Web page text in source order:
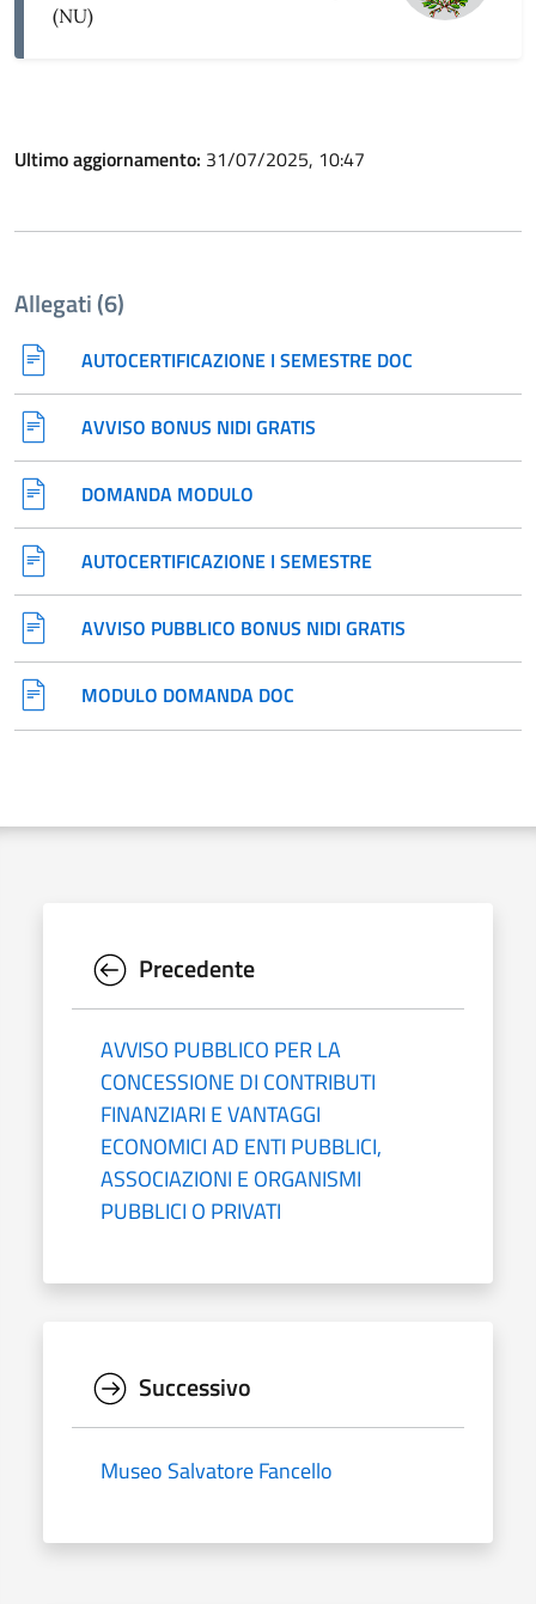
(NU)
Ultimo aggiornamento: 31/07/2025, 10:47
Allegati (6)
AUTOCERTIFICAZIONE I SEMESTRE DOC
AVVISO BONUS NIDI GRATIS
DOMANDA MODULO
AUTOCERTIFICAZIONE I SEMESTRE
AVVISO PUBBLICO BONUS NIDI GRATIS
MODULO DOMANDA DOC
Precedente
AVVISO PUBBLICO PER LA
CONCESSIONE DI CONTRIBUTI
FINANZIARI E VANTAGGI
ECONOMICI AD ENTI PUBBLICI,
ASSOCIAZIONI E ORGANISMI
PUBBLICI O PRIVATI
Successivo
Museo Salvatore Fancello